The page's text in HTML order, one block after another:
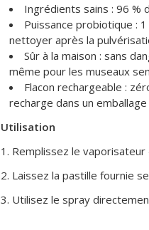
Ingrédients sains : 96 %
Puissance probiotique :
nettoyer après la
Sûr à la maison : sans
même pour les museaux
Flacon rechargeable :
recharge dans un
Utilisation
1. Remplissez le vaporisateur
2. Laissez la pastille fournie
3. Utilisez le spray